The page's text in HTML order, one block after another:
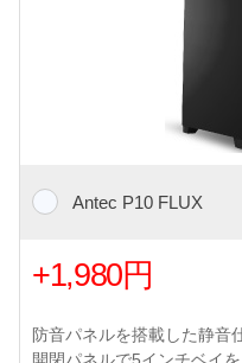
Antec P10 FLUX
+1,980円
防音パネルを搭載した静音